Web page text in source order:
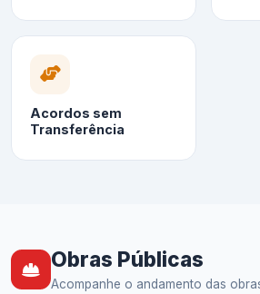
Acordos sem
Transferência
Obras Públicas
Acompanhe o andamento das